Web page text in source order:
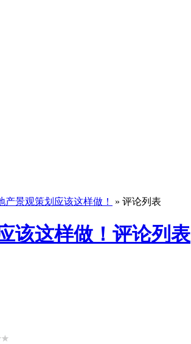
产景观策划应该这样做！ » 评论列表
该这样做！评论列表